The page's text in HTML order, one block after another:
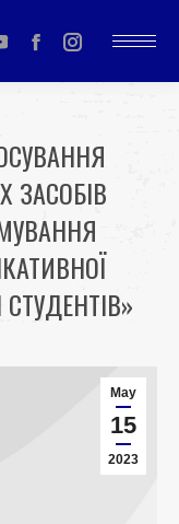
Facebook
page
in
new
window
Instagram
page
in
new
window
ЗАСОБІВ
May
15
2023